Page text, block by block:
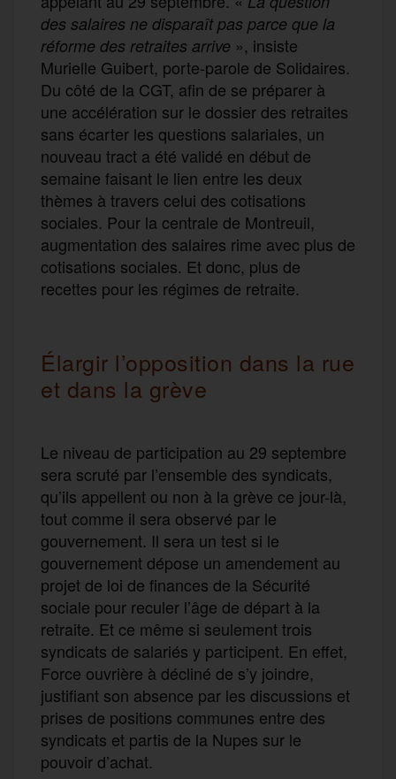
des salaires ne disparaît pas parce que la
réforme des retraites arrive », insiste
Murielle Guibert, porte-parole de Solidaires.
Du côté de la CGT, afin de se préparer à
une accélération sur le dossier des retraites
sans écarter les questions salariales, un
nouveau tract a été validé en début de
semaine faisant le lien entre les deux
thèmes à travers celui des cotisations
sociales. Pour la centrale de Montreuil,
augmentation des salaires rime avec plus de
cotisations sociales. Et donc, plus de
recettes pour les régimes de retraite.
Élargir l’opposition dans la rue
et dans la grève
Le niveau de participation au 29 septembre
sera scruté par l’ensemble des syndicats,
qu’ils appellent ou non à la grève ce jour-là,
tout comme il sera observé par le
gouvernement. Il sera un test si le
gouvernement dépose un amendement au
projet de loi de finances de la Sécurité
sociale pour reculer l’âge de départ à la
retraite. Et ce même si seulement trois
syndicats de salariés y participent. En effet,
Force ouvrière à décliné de s’y joindre,
justifiant son absence par les discussions et
prises de positions communes entre des
syndicats et partis de la Nupes sur le
pouvoir d’achat.